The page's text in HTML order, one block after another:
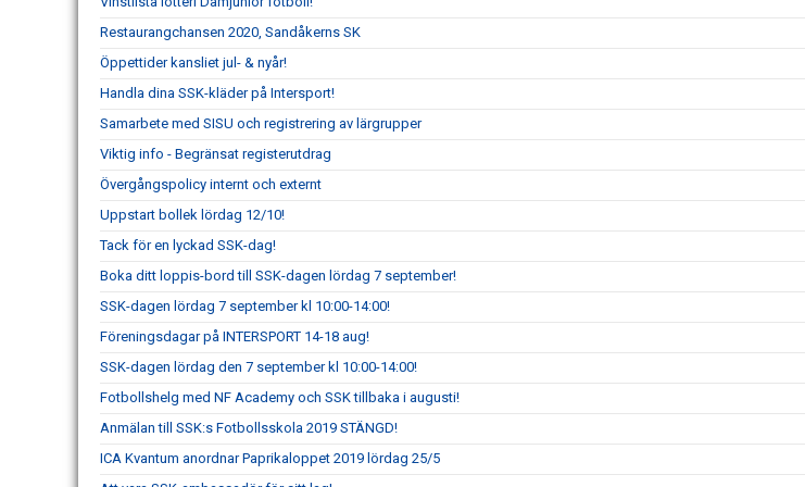
Restaurangchansen 2020, Sandåkerns SK
Öppettider kansliet jul- & nyår!
Handla dina SSK-kläder på Intersport!
Samarbete med SISU och registrering av lärgrupper
Viktig info - Begränsat registerutdrag
Övergångspolicy internt och externt
Uppstart bollek lördag 12/10!
Tack för en lyckad SSK-dag!
Boka ditt loppis-bord till SSK-dagen lördag 7 september!
SSK-dagen lördag 7 september kl 10:00-14:00!
Föreningsdagar på INTERSPORT 14-18 aug!
SSK-dagen lördag den 7 september kl 10:00-14:00!
Fotbollshelg med NF Academy och SSK tillbaka i augusti!
Anmälan till SSK:s Fotbollsskola 2019 STÄNGD!
ICA Kvantum anordnar Paprikaloppet 2019 lördag 25/5